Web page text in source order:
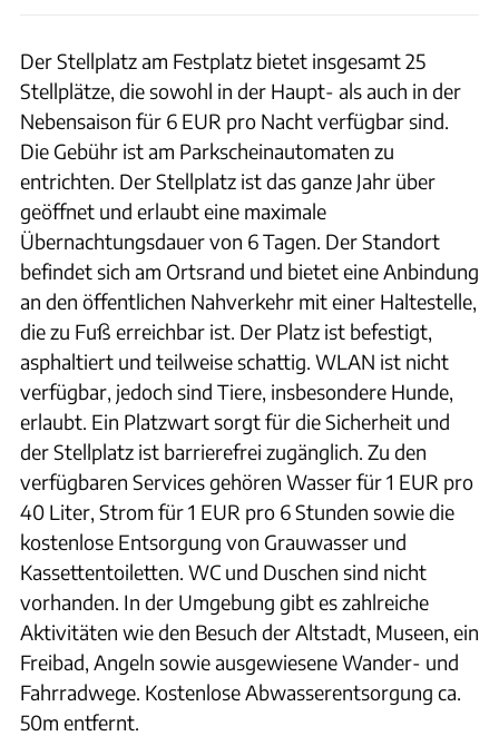
Der Stellplatz am Festplatz bietet insgesamt 25
Stellplätze, die sowohl in der Haupt- als auch in der
Nebensaison für 6 EUR pro Nacht verfügbar sind.
Die Gebühr ist am Parkscheinautomaten zu
entrichten. Der Stellplatz ist das ganze Jahr über
geöffnet und erlaubt eine maximale
Übernachtungsdauer von 6 Tagen. Der Standort
befindet sich am Ortsrand und bietet eine Anbindung
an den öffentlichen Nahverkehr mit einer Haltestelle,
die zu Fuß erreichbar ist. Der Platz ist befestigt,
asphaltiert und teilweise schattig. WLAN ist nicht
verfügbar, jedoch sind Tiere, insbesondere Hunde,
erlaubt. Ein Platzwart sorgt für die Sicherheit und
der Stellplatz ist barrierefrei zugänglich. Zu den
verfügbaren Services gehören Wasser für 1 EUR pro
40 Liter, Strom für 1 EUR pro 6 Stunden sowie die
kostenlose Entsorgung von Grauwasser und
Kassettentoiletten. WC und Duschen sind nicht
vorhanden. In der Umgebung gibt es zahlreiche
Aktivitäten wie den Besuch der Altstadt, Museen, ein
Freibad, Angeln sowie ausgewiesene Wander- und
Fahrradwege. Kostenlose Abwasserentsorgung ca.
50m entfernt.